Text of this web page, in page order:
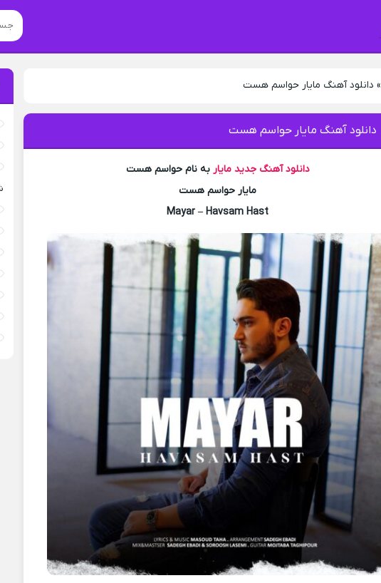
» دانلود آهنگ مایار حواسم هست
دانلود آهنگ مایار حواسم هست
دانلود آهنگ جدید مایار به نام حواسم هست
مایار حواسم هست
Mayar – Havsam Hast